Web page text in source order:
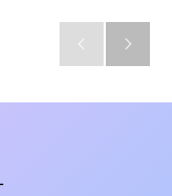
 